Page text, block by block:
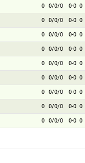
0 0/0/0 0-0 0
0 0/0/0 0-0 0
0 0/0/0 0-0 0
0 0/0/0 0-0 0
0 0/0/0 0-0 0
0 0/0/0 0-0 0
0 0/0/0 0-0 0
0 0/0/0 0-0 0
0 0/0/0 0-0 0